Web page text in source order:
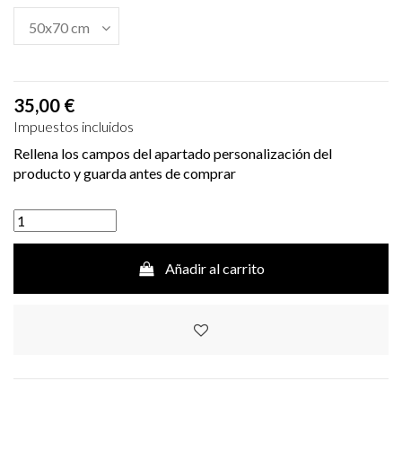
35,00 €
Impuestos incluidos
Rellena los campos del apartado personalización del
producto y guarda antes de comprar
Añadir al carrito